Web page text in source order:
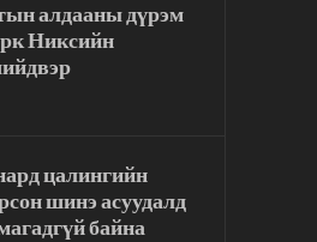
алдааны дүрэм
Никсийн
цалингийн
шинэ асуудалд
байна